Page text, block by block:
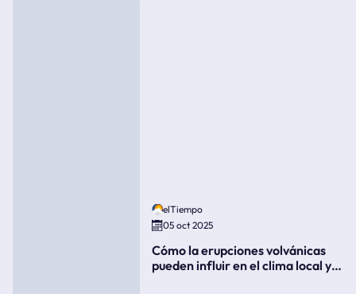
elTiempo
05 oct 2025
Cómo la erupciones volvánicas
pueden influir en el clima local y